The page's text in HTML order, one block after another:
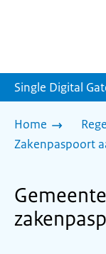
Single Digital
Home
Zakenpaspoort